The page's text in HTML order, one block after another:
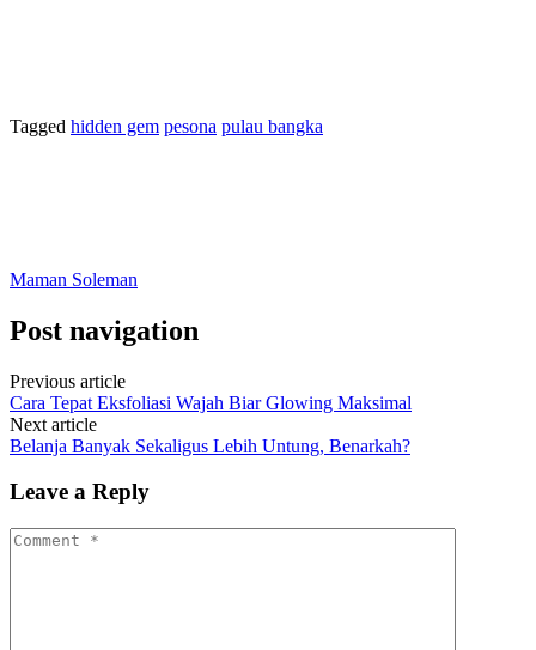
Tagged hidden gem pesona pulau bangka
Maman Soleman
Post navigation
Previous article
Cara Tepat Eksfoliasi Wajah Biar Glowing Maksimal
Next article
Belanja Banyak Sekaligus Lebih Untung, Benarkah?
Leave a Reply